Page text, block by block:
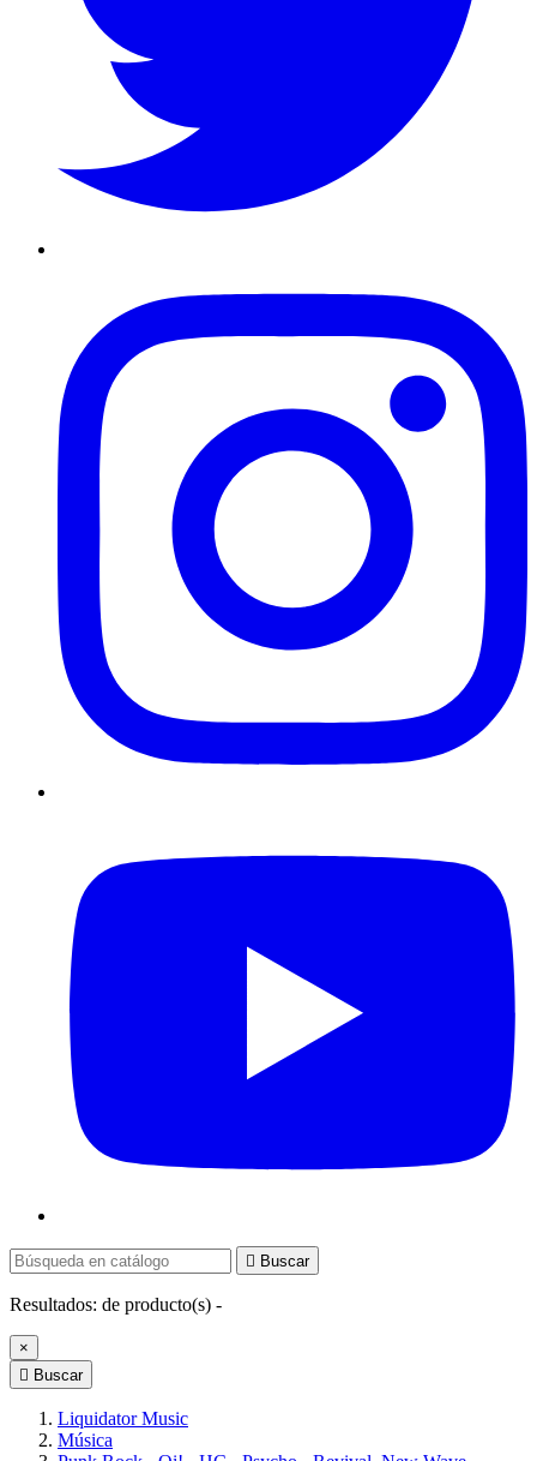
 Buscar
Resultados: de producto(s) -
×
 Buscar
Liquidator Music
Música